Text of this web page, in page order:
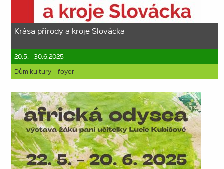
Krása přírody a kroje Slovácka
20.5. - 30.6.2025
Dům kultury – foyer